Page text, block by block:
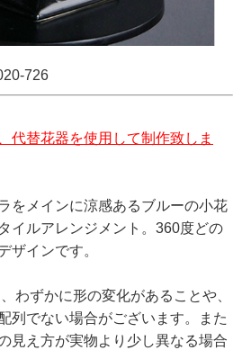
726
代替花器を使用して制作致しま
をメインに涼感あるブルーの小花
イルアレンジメント。360度どの
ザインです。
わずかに形の変化があることや、
列でない場合がございます。また
見え方が実物より少し異なる場合